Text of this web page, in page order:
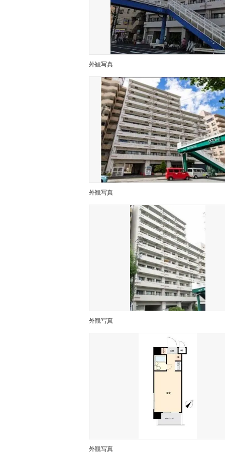
外観写真
外観写真
外観写真
外観写真